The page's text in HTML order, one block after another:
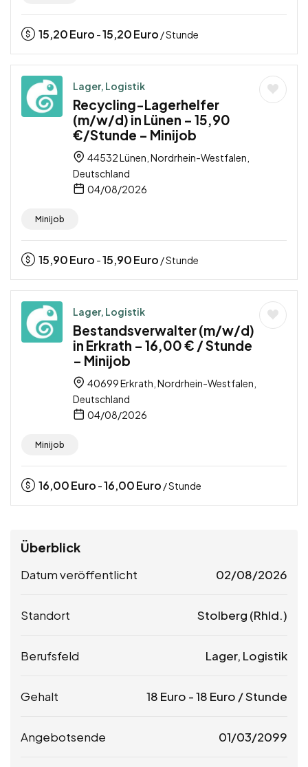
15,20Euro -15,20Euro / Stunde
Lager, Logistik
Recycling-Lagerhelfer
(m/w/d) in Lünen – 15,90
€/Stunde – Minijob
44532 Lünen, Nordrhein-Westfalen,
Deutschland
04/08/2026
Minijob
15,90Euro -15,90Euro / Stunde
Lager, Logistik
Bestandsverwalter (m/w/d)
in Erkrath – 16,00 € / Stunde
– Minijob
40699 Erkrath, Nordrhein-Westfalen,
Deutschland
04/08/2026
Minijob
16,00Euro -16,00Euro / Stunde
Überblick
Datum veröffentlicht 02/08/2026
Standort Stolberg (Rhld.)
Berufsfeld Lager, Logistik
Gehalt 18 Euro -18 Euro / Stunde
Angebotsende 01/03/2099